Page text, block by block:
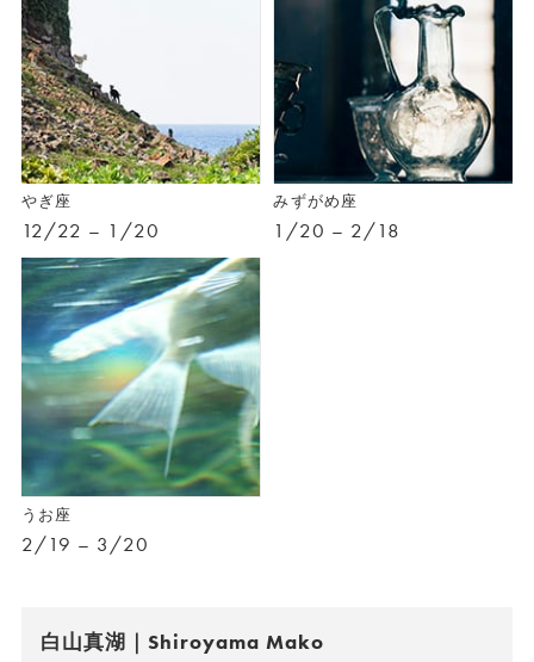
やぎ座
12/22 – 1/20
みずがめ座
1/20 – 2/18
うお座
2/19 – 3/20
白山真湖｜Shiroyama Mako